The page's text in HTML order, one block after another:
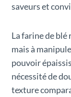
saveurs et
La farine de
mais à
pouvoir
nécessité de
texture